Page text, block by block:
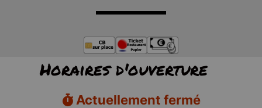
Horaires d'ouverture
Actuellement fermé